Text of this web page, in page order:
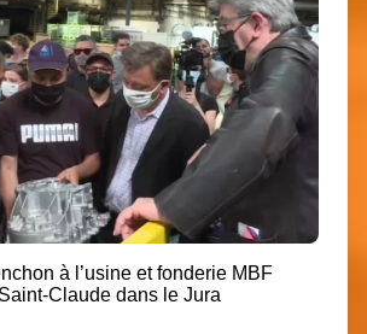
à l’usine et fonderie MBF
Claude dans le Jura